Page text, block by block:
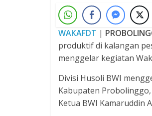
WAKAFDT |
produktif di kalangan
menggelar kegiatan
Divisi Husoli BWI
Kabupaten Probolinggo,
Ketua BWI Kamaruddin